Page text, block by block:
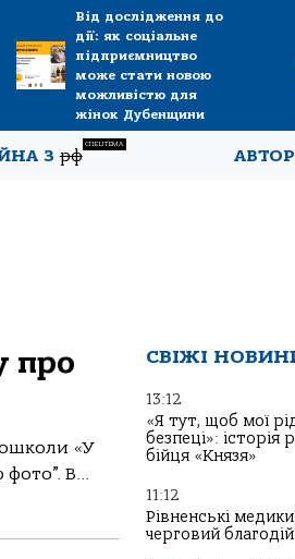
Від дослідження до
дії: як соціальне
підприємництво
може стати новою
можливістю для
жінок Дубенщини
Зрф
СПЕЦТЕМА
про
«У
В...
СВІЖІ
13:12
«Я тут, щоб мої
безпеці»: історія
бійця «Князя»
11:12
Рівненські
черговий